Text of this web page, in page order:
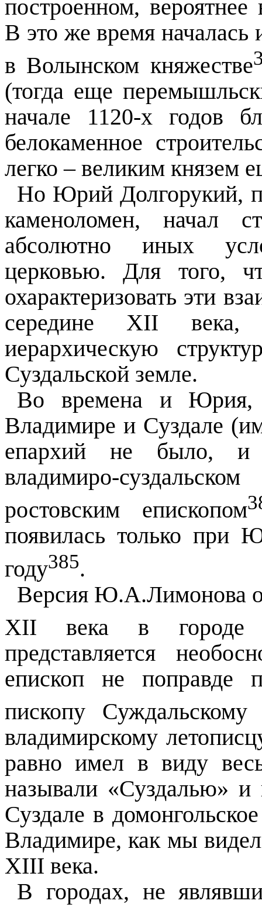
построенном,
В это же время началась
в Волынском княжестве
(тогда еще
начале 1120-х годов
белокаменное
легко – великим
Но Юрий Долгорукий,
каменоломен, начал
абсолютно иных
церковью. Для того,
охарактеризовать эти
середине XII века,
иерархическую
Суздальской земле.
Во времена и Юрия,
Владимире и Суздале
епархий не было, и
владимиро-
ростовским епископом
появилась только при
году385.
Версия Ю.А.Лимонова о
XII века в городе
представляется
епископ не поправде
пископу
владимирскому
равно имел в виду
называли «Суздалью» и
Суздале в
Владимире, как мы
XIII века.
В городах, не